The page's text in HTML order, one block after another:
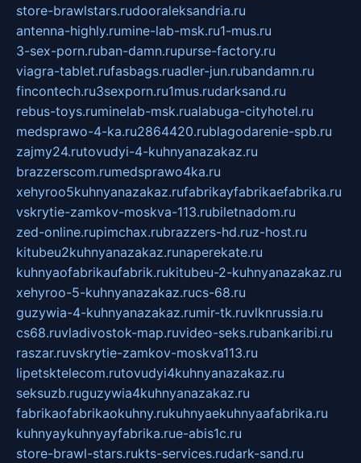
store-brawlstars.rudooraleksandria.ru
antenna-highly.rumine-lab-msk.ru1-mus.ru
3-sex-porn.ruban-damn.rupurse-factory.ru
viagra-tablet.rufasbags.ruadler-jun.rubandamn.ru
fincontech.ru3sexporn.ru1mus.rudarksand.ru
rebus-toys.ruminelab-msk.rualabuga-cityhotel.ru
medsprawo-4-ka.ru2864420.rublagodarenie-spb.ru
zajmy24.rutovudyi-4-kuhnyanazakaz.ru
brazzerscom.rumedsprawo4ka.ru
xehyroo5kuhnyanazakaz.rufabrikayfabrikaefabrika.ru
vskrytie-zamkov-moskva-113.rubiletnadom.ru
zed-online.rupimchax.rubrazzers-hd.ruz-host.ru
kitubeu2kuhnyanazakaz.runaperekate.ru
kuhnyaofabrikaufabrik.rukitubeu-2-kuhnyanazakaz.ru
xehyroo-5-kuhnyanazakaz.rucs-68.ru
guzywia-4-kuhnyanazakaz.rumir-tk.ruvlknrussia.ru
cs68.ruvladivostok-map.ruvideo-seks.rubankaribi.ru
raszar.ruvskrytie-zamkov-moskva113.ru
lipetsktelecom.rutovudyi4kuhnyanazakaz.ru
seksuzb.ruguzywia4kuhnyanazakaz.ru
fabrikaofabrikaokuhny.rukuhnyaekuhnyaafabrika.ru
kuhnyaykuhnyayfabrika.rue-abis1c.ru
store-brawl-stars.rukts-services.rudark-sand.ru